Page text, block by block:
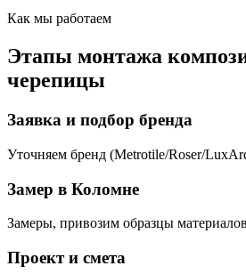
Как мы работаем
Этапы монтажа
черепицы
Заявка и подбор бренда
Уточняем бренд (Metrotile/Roser/
Замер в Коломне
Замеры, привозим образцы
Проект и смета